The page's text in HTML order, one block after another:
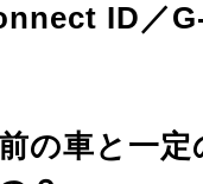
ID／
の車と一定